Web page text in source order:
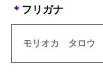
＊ フリガナ